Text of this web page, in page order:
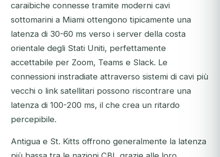
caraibiche connesse tramite moderni cavi
sottomarini a Miami ottengono tipicamente una
latenza di 30-60 ms verso i server della costa
orientale degli Stati Uniti, perfettamente
accettabile per Zoom, Teams e Slack. Le
connessioni instradiate attraverso sistemi di cavi più
vecchi o link satellitari possono riscontrare una
latenza di 100-200 ms, il che crea un ritardo
percepibile.
Antigua e St. Kitts offrono generalmente la latenza